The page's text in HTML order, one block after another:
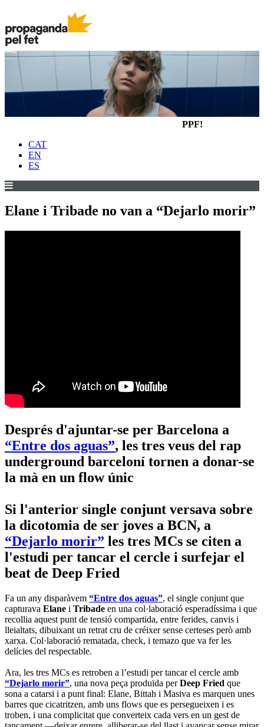
PPF!
CAT
EN
ES
Elane i Tribade no van a “Dejarlo morir”
Després d'ajuntar-se per Barcelona a
“Entre dos aguas”, les tres veus del rap
underground barceloní tornen a donar-se
la mà en un flow únic
Si l'anterior single conjunt versava sobre
la dicotomia de ser joves a BCN, a
“Dejarlo morir” les tres MCs se citen a
l'estudi per tancar el cercle i surfejar el
beat de Deep Fried
Fa un any disparàvem “Entre dos aguas”, el single conjunt que
capturava Elane i Tribade en una col·laboració esperadíssima i que
recollia aquest punt de tensió compartida, entre ferides, canvis i
lleialtats, dibuixant un retrat cru de créixer sense certeses però amb
xarxa. Col·laboració rematada, check, i temazo que va fer les
delícies del respectable.
Ara, les tres MCs es retroben a l’estudi per tancar el cercle amb
“Dejarlo morir”, una nova peça produïda perDeep Fried que
sona a catarsi i a punt final: Elane, Bittah i Masiva es marquen unes
barres que cicatritzen, amb uns flows que es persegueixen i es
troben, i una complicitat que converteix cada vers en un gest de